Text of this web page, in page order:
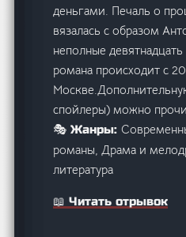
деньгами. Печаль о
вязалась с образом
неполные
романа происходит с
спойлеры) можно
🎭 Жанры:
романы, Драма и
литература
📖 Читать отрывок